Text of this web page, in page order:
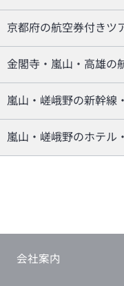
京都府の航空券付きツ
金閣寺・嵐山・高雄の
嵐山・嵯峨野の新幹線
嵐山・嵯峨野のホテル
会社案内